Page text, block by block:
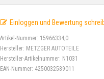
Einloggen und Bewertung
Artikel-Nummer: 15966334;0
Hersteller: METZGER AUTOTEILE
Hersteller-Artikelnummer: N1031
EAN-Nummer: 4250032589011